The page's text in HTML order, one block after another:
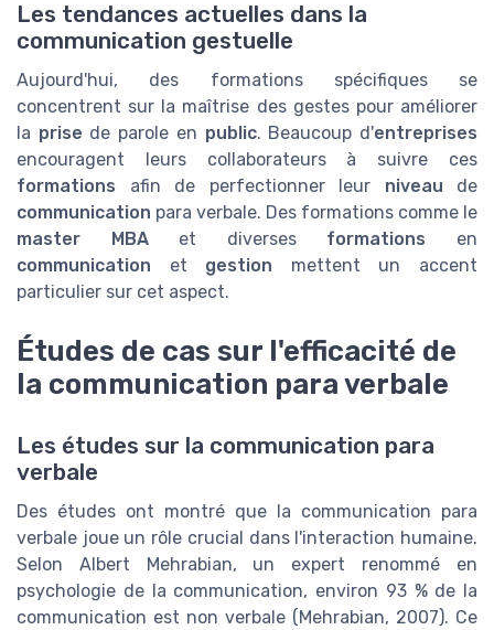
Les tendances actuelles dans la
communication gestuelle
Aujourd'hui, des formations spécifiques se
concentrent sur la maîtrise des gestes pour améliorer
la prise de parole en public. Beaucoup d'entreprises
encouragent leurs collaborateurs à suivre ces
formations afin de perfectionner leur niveau de
communication para verbale. Des formations comme le
master MBAet diverses formations en
communication et gestion mettent un accent
particulier sur cet aspect.
Études de cas sur l'efficacité de
la communication para verbale
Les études sur la communication para
verbale
Des études ont montré que la communication para
verbale joue un rôle crucial dans l'interaction humaine.
Selon Albert Mehrabian, un expert renommé en
psychologie de la communication, environ 93 % de la
communication est non verbale (Mehrabian, 2007). Ce